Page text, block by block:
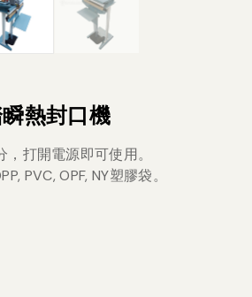
熱封口機
打開電源即可使用。
PVC, OPF, NY塑膠袋。